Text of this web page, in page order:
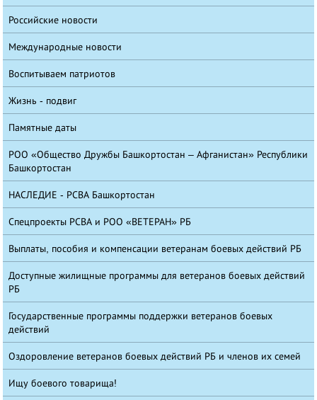
Российские новости
Международные новости
Воспитываем патриотов
Жизнь - подвиг
Памятные даты
РОО «Общество Дружбы Башкортостан – Афганистан» Республики
Башкортостан
НАСЛЕДИЕ - РСВА Башкортостан
Спецпроекты РСВА и РОО «ВЕТЕРАН» РБ
Выплаты, пособия и компенсации ветеранам боевых действий РБ
Доступные жилищные программы для ветеранов боевых действий
РБ
Государственные программы поддержки ветеранов боевых
действий
Оздоровление ветеранов боевых действий РБ и членов их семей
Ищу боевого товарища!